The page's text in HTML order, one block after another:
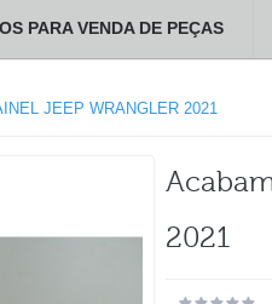
PARA VENDA DE PEÇAS
JEEP WRANGLER 2021
2021